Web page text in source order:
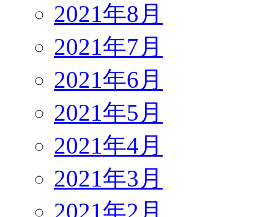
2021年8月
2021年7月
2021年6月
2021年5月
2021年4月
2021年3月
2021年2月